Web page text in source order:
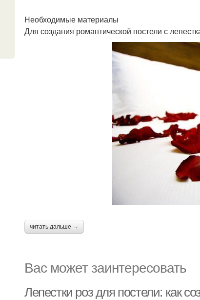
Необходимые материалы
Для создания романтической постели с
читать дальше →
Вас может заинтересовать
Лепестки роз для постели: как